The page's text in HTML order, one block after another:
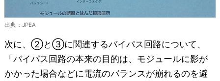
出典：JPEA
次に、②と③に関連するバイパス回路について、
「バイパス回路の本来の目的は、モジュールに影が
かかった場合などに電流のバランスが崩れるのを避